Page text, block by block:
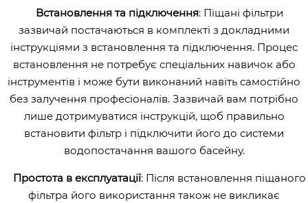
Встановлення та підключення: Піщані фільтри
зазвичай постачаються в комплекті з докладними
інструкціями з встановлення та підключення. Процес
встановлення не потребує спеціальних навичок або
інструментів і може бути виконаний навіть самостійно
без залучення професіоналів. Зазвичай вам потрібно
лише дотримуватися інструкцій, щоб правильно
встановити фільтр і підключити його до системи
водопостачання вашого басейну.
Простота в експлуатації: Після встановлення піщаного
фільтра його використання також не викликає